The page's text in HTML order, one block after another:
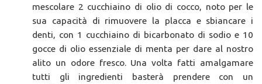
mescolare 2 cucchiaino di olio di cocco, noto per le
sua capacità di rimuovere la placca e sbiancare i
denti, con 1 cucchiaino di bicarbonato di sodio e 10
gocce di olio essenziale di menta per dare al nostro
alito un odore fresco. Una volta fatti amalgamare
tutti gli ingredienti basterà prendere con un